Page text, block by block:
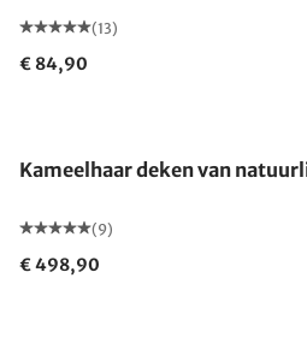
(13)
€ 84,90
Kameelhaar deken van
(9)
€ 498,90